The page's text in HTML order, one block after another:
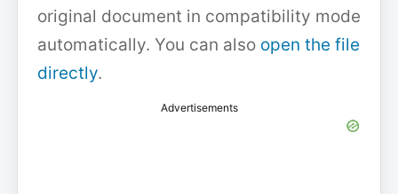
original document in compatibility mode
automatically. You can also open the file
directly.
Advertisements